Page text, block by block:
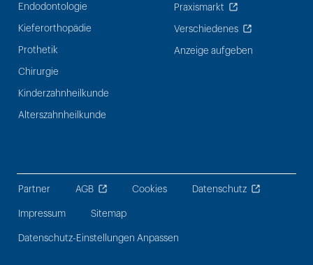
Endodontologie
Kieferorthopädie
Prothetik
Chirurgie
Kinderzahnheilkunde
Alterszahnheilkunde
Praxismarkt
Verschiedenes
Anzeige aufgeben
Partner AGB Cookies Datenschutz
Impressum Sitemap
Datenschutz-Einstellungen Anpassen